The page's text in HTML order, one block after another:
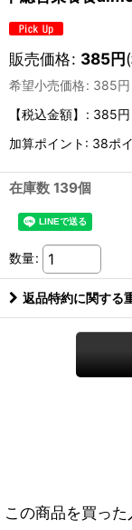
販売価格: 385円
希望小売価格: 385円
【税込金額】
: 385円
加算ポイント: 38ポ
在庫数 139個
数量:
返品特約に関する
この商品を買っ